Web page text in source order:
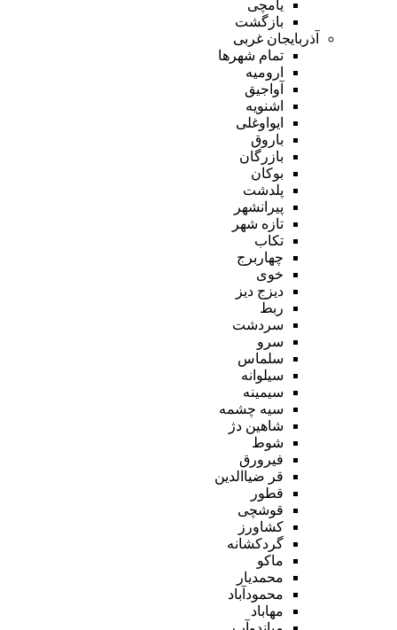
یامچی
بازگشت
آذربایجان غربی
تمام شهر‌ها
ارومیه
آواجیق
اشنویه
ایواوغلی
باروق
بازرگان
بوکان
پلدشت
پیرانشهر
تازه شهر
تکاب
چهاربرج
خوی
دیزج دیز
ربط
سردشت
سرو
سلماس
سیلوانه
سیمینه
سیه چشمه
شاهین دژ
شوط
فیرورق
قر ضیاالدین
قطور
قوشچی
کشاورز
گردکشانه
ماکو
محمدیار
محمودآباد
مهاباد